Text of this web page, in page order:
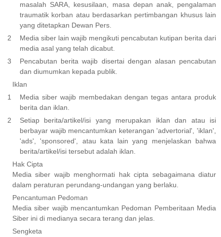
masalah SARA, kesusilaan, masa depan anak, pengalaman
traumatik korban atau berdasarkan pertimbangan khusus lain
yang ditetapkan Dewan Pers.
Media siber lain wajib mengikuti pencabutan kutipan berita dari
media asal yang telah dicabut.
Pencabutan berita wajib disertai dengan alasan pencabutan
dan diumumkan kepada publik.
Iklan
Media siber wajib membedakan dengan tegas antara produk
berita dan iklan.
Setiap berita/artikel/isi yang merupakan iklan dan atau isi
berbayar wajib mencantumkan keterangan 'advertorial', 'iklan',
'ads', 'sponsored', atau kata lain yang menjelaskan bahwa
berita/artikel/isi tersebut adalah iklan.
Hak Cipta
Media siber wajib menghormati hak cipta sebagaimana diatur
dalam peraturan perundang-undangan yang berlaku.
Pencantuman Pedoman
Media siber wajib mencantumkan Pedoman Pemberitaan Media
Siber ini di medianya secara terang dan jelas.
Sengketa